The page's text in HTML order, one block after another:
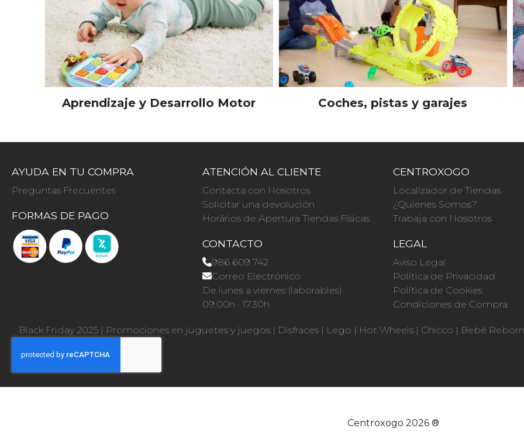
Aprendizaje y Desarrollo Motor Coches, pistas y garajes
AYUDA EN TU COMPRA
Preguntas Frecuentes
FORMAS DE PAGO
ATENCIÓN AL CLIENTE
Contacta con Nosotros
Solicitar una devolución
Horários de Apertura Tiendas Físicas
CONTACTO
986 609 742
Correo Electrónico
De lunes a viernes (laborables)
09.00h · 17.30h
CENTROXOGO
Localizador de Tiendas
¿Quienes Somos?
Trabaja con Nosotros
LEGAL
Aviso Legal
Política de Privacidad
Política de Cookies
Condiciones de Compra
Black Friday 2025 | Promociones en juguetes y juegos | Disfraces | Lego | Hot Wheels | Chicco | Bebé Reborn
Centroxogo 2026 ®